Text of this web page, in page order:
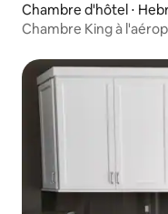
Chambre d'hôtel ⋅
Chambre King à